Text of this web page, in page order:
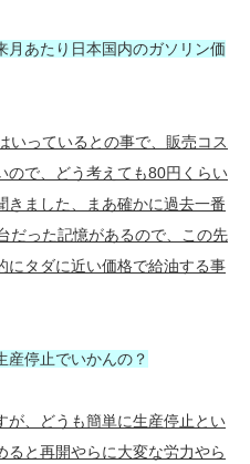
月あたり日本国内のガソリン価
いっているとの事で、販売コス
ので、どう考えても80円くらい
きました、まあ確かに過去一番
だった記憶があるので、この先
にタダに近い価格で給油する事
産停止でいかんの？
が、どうも簡単に生産停止とい
ると再開やらに大変な労力やら